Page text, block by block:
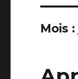
Mois :